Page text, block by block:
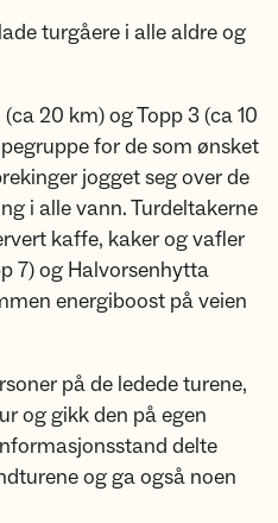
turgåere i alle aldre og
20 km) og Topp 3 (ca 10
for de som ønsket
jogget seg over de
i alle vann. Turdeltakerne
kaffe, kaker og vafler
7) og Halvorsenhytta
energiboost på veien
på de ledede turene,
og gikk den på egen
delte
og ga også noen